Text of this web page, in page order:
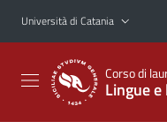
Vai al contenuto principale
Vai al menu di navigazione
Università di Catania
Corso di
Lingue